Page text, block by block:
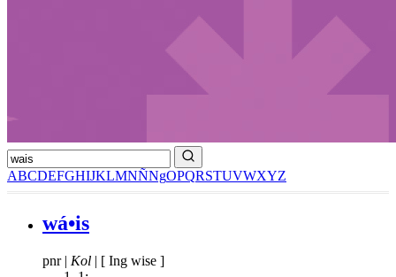
ABCDEFGHIJKLMNÑNgOPQRSTUVWXYZ
wá•is
pnr | Kol | [ Ing wise ]